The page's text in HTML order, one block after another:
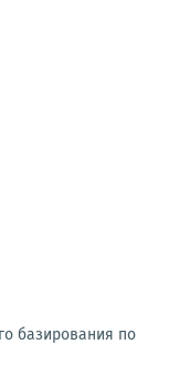
базирования по